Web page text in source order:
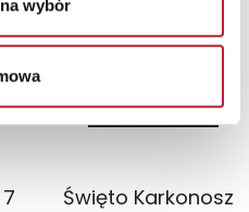
wybór
Święto Karkonoszy